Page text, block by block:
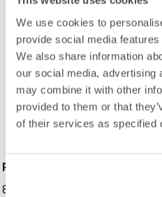
We use cookies to
provide social media
We also share information
our social media, advertising
may combine it with other
provided to them or that
of their services as specified
ROSSO CORSA
PERFETTO SHOECOVER
89,95 €